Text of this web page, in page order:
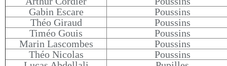
Gabin Escare
Poussins
Théo Giraud
Poussins
Timéo Gouis
Poussins
Marin Lascombes
Poussins
Théo Nicolas
Poussins